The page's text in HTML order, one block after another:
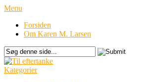
Menu
Forsiden
Om Karen M. Larsen
Kategorier